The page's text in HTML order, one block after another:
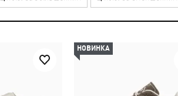
НОВИНКА